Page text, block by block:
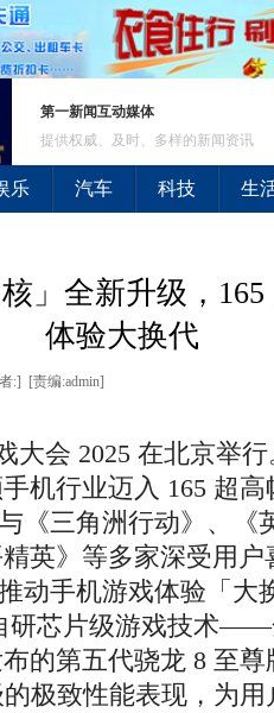
第一新闻互动媒体
提供权威、及时、多样的新闻资讯
乐 汽车 科技 生
」全新升级，
体验大换代
:] [责编:admin]
大会 2025 在北京举
机行业迈入 165 超
《三角洲行动》、《
精英》等多家深受用
动手机游戏体验「大
研芯片级游戏技术
的第五代骁龙 8 至
极致性能表现，为